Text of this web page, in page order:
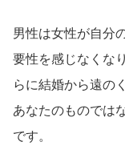
男性は女性が自分
要性を感じなくな
らに結婚から遠の
あなたのものでは
です。